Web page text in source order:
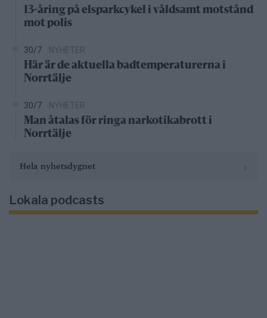
13-åring på elsparkcykel i våldsamt motstånd
mot polis
30/7 NYHETER
Här är de aktuella badtemperaturerna i
Norrtälje
30/7 NYHETER
Man åtalas för ringa narkotikabrott i
Norrtälje
Hela nyhetsdygnet
Lokala podcasts